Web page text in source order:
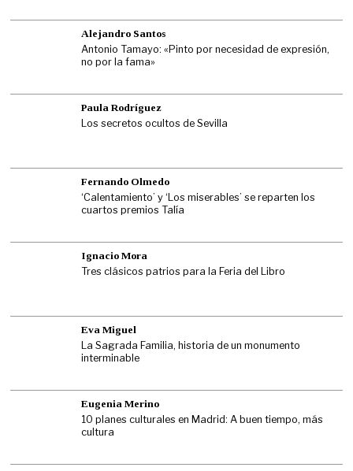
Alejandro Santos
Antonio Tamayo: «Pinto por necesidad de expresión,
no por la fama»
Paula Rodríguez
Los secretos ocultos de Sevilla
Fernando Olmedo
‘Calentamiento’ y ‘Los miserables’ se reparten los
cuartos premios Talía
Ignacio Mora
Tres clásicos patrios para la Feria del Libro
Eva Miguel
La Sagrada Familia, historia de un monumento
interminable
Eugenia Merino
10 planes culturales en Madrid: A buen tiempo, más
cultura